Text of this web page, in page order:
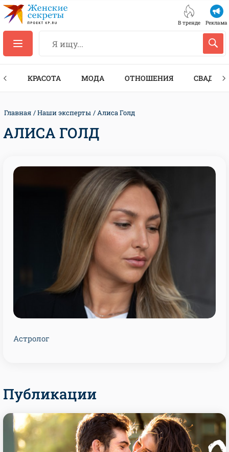
В тренде Реклама
КРАСОТА МОДА ОТНОШЕНИЯ СВАДЬБА
Главная Наши эксперты Алиса Голд
АЛИСА ГОЛД
Астролог
Публикации